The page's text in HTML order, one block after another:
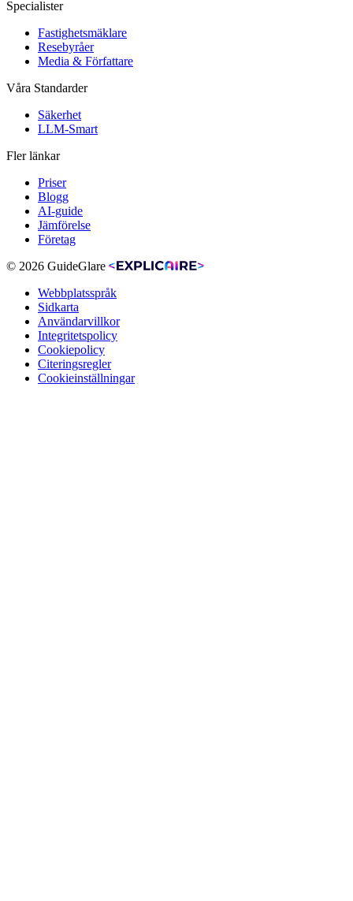
Specialister
Fastighetsmäklare
Resebyråer
Media & Författare
Våra Standarder
Säkerhet
LLM-Smart
Fler länkar
Priser
Blogg
AI-guide
Jämförelse
Företag
© 2026 GuideGlare
Webbplatsspråk
Sidkarta
Användarvillkor
Integritetspolicy
Cookiepolicy
Citeringsregler
Cookieinställningar